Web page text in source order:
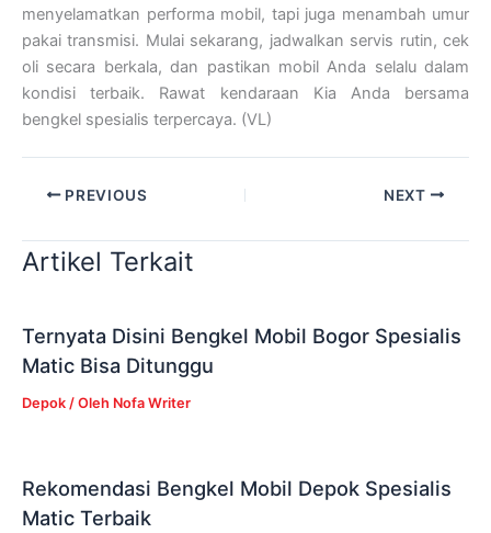
menyelamatkan performa mobil, tapi juga menambah umur
pakai transmisi. Mulai sekarang, jadwalkan servis rutin, cek
oli secara berkala, dan pastikan mobil Anda selalu dalam
kondisi terbaik. Rawat kendaraan Kia Anda bersama
bengkel spesialis terpercaya. (VL)
PREVIOUS NEXT
Artikel Terkait
Ternyata Disini Bengkel Mobil Bogor Spesialis
Matic Bisa Ditunggu
Depok / Oleh Nofa Writer
Rekomendasi Bengkel Mobil Depok Spesialis
Matic Terbaik